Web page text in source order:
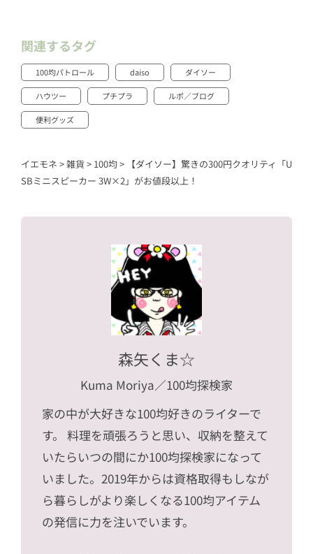
関連するタグ
100均パトロール daiso ダイソー
ハウツー プチプラ ルポ／ブログ
便利グッズ
イエモネ >雑貨 > 100均> 【ダイソー】驚きの300円クオリティ「U
SBミニスピーカー 3W×2」がお値段以上！
森矢くま☆
Kuma Moriya／100均探検家
家の中が大好きな100均好きのライターで
す。 料理を頑張ろうと思い、収納を整えて
いたらいつの間にか100均探検家になって
いました。2019年からは資格取得もしなが
ら暮らしがより楽しくなる100均アイテム
の発信に力を注いでいます。